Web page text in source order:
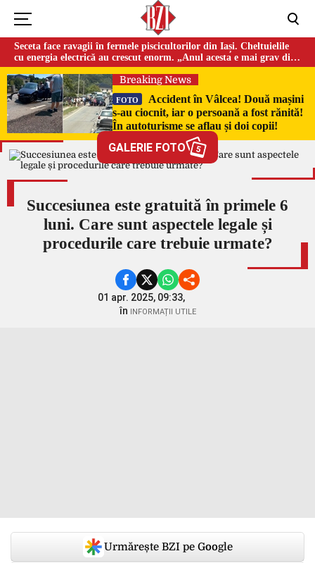
Seceta face ravagii în fermele piscicultorilor din Iași. Cheltuielile
cu energia electrică au crescut enorm. „Anul acesta e mai grav din
cauza temperaturilor foarte mari”
Breaking News
FOTO
Accident în Vâlcea! Două mașini
s-au ciocnit, iar o persoană a fost rănită!
În autoturisme se aflau și doi copii!
GALERIE FOTO 5
Succesiunea este gratuită în primele 6
luni. Care sunt aspectele legale și
procedurile care trebuie urmate?
01 apr. 2025, 09:33,
în INFORMAȚII UTILE
Urmărește BZI pe Google